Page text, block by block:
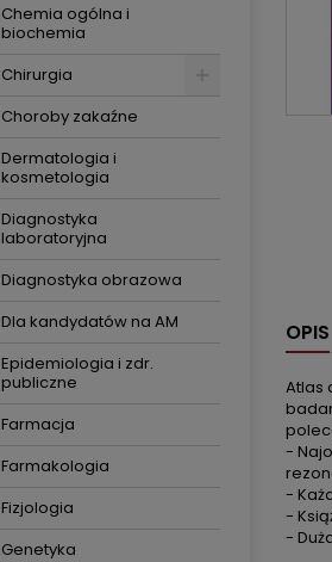
Chemia ogólna i
biochemia
Chirurgia
Choroby zakaźne
Dermatologia i
kosmetologia
Diagnostyka
laboratoryjna
Diagnostyka obrazowa
Dla kandydatów na AM
Epidemiologia i zdr.
publiczne
Farmacja
Farmakologia
Fizjologia
Genetyka
OPIS
Atlas
-
-
-
-